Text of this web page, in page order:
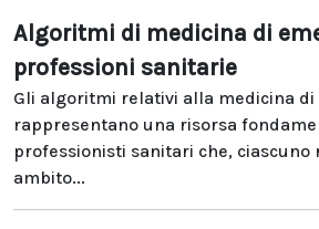
Algoritmi di medicina di
professioni sanitarie
Gli algoritmi relativi alla medicina di
rappresentano una risorsa
professionisti sanitari che, ciascuno
ambito...